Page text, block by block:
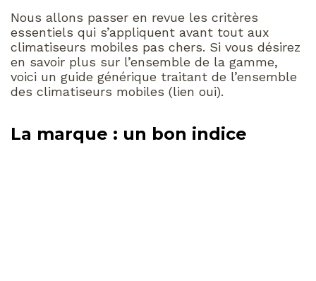
Nous allons passer en revue les critères
essentiels qui s’appliquent avant tout aux
climatiseurs mobiles pas chers. Si vous désirez
en savoir plus sur l’ensemble de la gamme,
voici un guide générique traitant de l’ensemble
des climatiseurs mobiles (lien oui).
La marque : un bon indice